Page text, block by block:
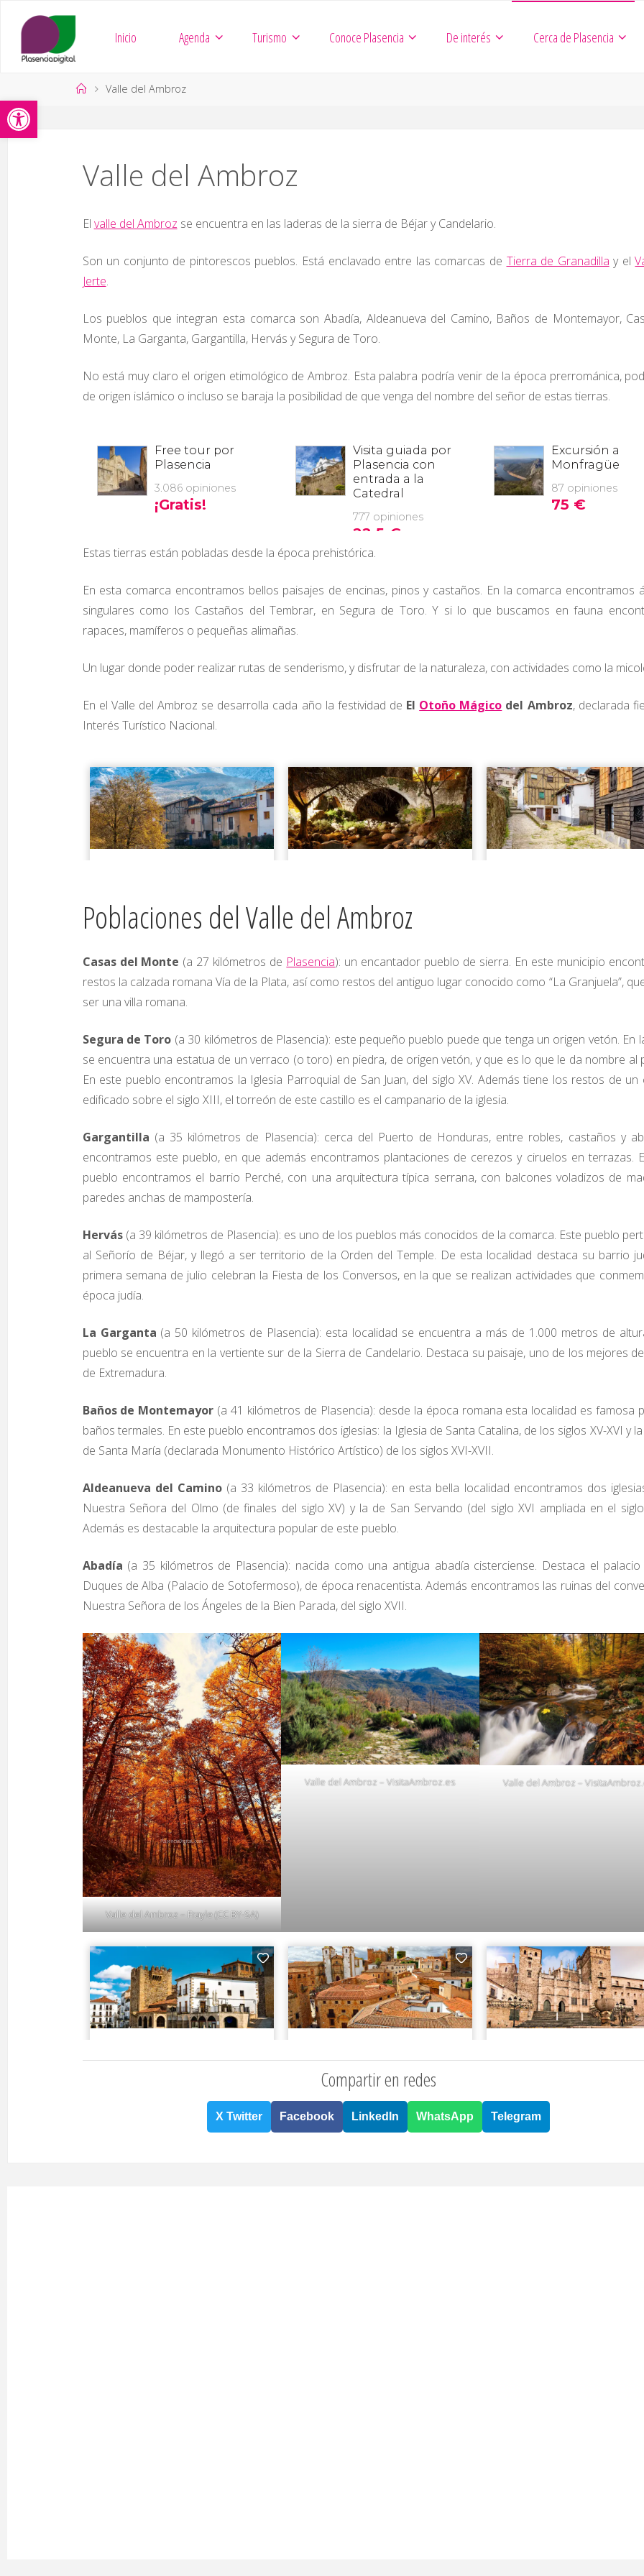
Abrir barra de herramientas
contenido
Inicio Agenda Turismo Conoce Plasencia De interés Cerca de Plasencia
PáginaValle del Ambroz
Valle del Ambroz
El valle del Ambroz se encuentra en las laderas de la sierra de Béjar y Candelario.
Son un conjunto de pintorescos pueblos. Está enclavado entre las comarcas de Tierra de Granadilla y el
Jerte.
Los pueblos que integran esta comarca son Abadía, Aldeanueva del Camino, Baños de Montemayor,
Monte, La Garganta, Gargantilla, Hervás y Segura de Toro.
No está muy claro el origen etimológico de Ambroz. Esta palabra podría venir de la época prerrománica,
de origen islámico o incluso se baraja la posibilidad de que venga del nombre del señor de estas tierras.
Estas tierras están pobladas desde la época prehistórica.
En esta comarca encontramos bellos paisajes de encinas, pinos y castaños. En la comarca encontramos
singulares como los Castaños del Tembrar, en Segura de Toro. Y si lo que buscamos en fauna
rapaces, mamíferos o pequeñas alimañas.
Un lugar donde poder realizar rutas de senderismo, y disfrutar de la naturaleza, con actividades como la
En el Valle del Ambroz se desarrolla cada año la festividad de El Otoño Mágico del Ambroz, declarada
Interés Turístico Nacional.
Poblaciones del Valle del Ambroz
Casas del Monte (a 27 kilómetros de Plasencia): un encantador pueblo de sierra. En este municipio
restos la calzada romana Vía de la Plata, así como restos del antiguo lugar conocido como “La Granjuela”,
ser una villa romana.
Segura de Toro (a 30 kilómetros de Plasencia): este pequeño pueblo puede que tenga un origen vetón. En
se encuentra una estatua de un verraco (o toro) en piedra, de origen vetón, y que es lo que le da nombre al
En este pueblo encontramos la Iglesia Parroquial de San Juan, del siglo XV. Además tiene los restos de un
edificado sobre el siglo XIII, el torreón de este castillo es el campanario de la iglesia.
Gargantilla (a 35 kilómetros de Plasencia): cerca del Puerto de Honduras, entre robles, castaños y
encontramos este pueblo, en que además encontramos plantaciones de cerezos y ciruelos en terrazas.
pueblo encontramos el barrio Perché, con una arquitectura típica serrana, con balcones voladizos de
paredes anchas de mampostería.
Hervás(a 39 kilómetros de Plasencia): es uno de los pueblos más conocidos de la comarca. Este pueblo
al Señorío de Béjar, y llegó a ser territorio de la Orden del Temple. De esta localidad destaca su barrio
primera semana de julio celebran la Fiesta de los Conversos, en la que se realizan actividades que
época judía.
La Garganta (a 50 kilómetros de Plasencia): esta localidad se encuentra a más de 1.000 metros de
pueblo se encuentra en la vertiente sur de la Sierra de Candelario. Destaca su paisaje, uno de los mejores
de Extremadura.
Baños de Montemayor (a 41 kilómetros de Plasencia): desde la época romana esta localidad es famosa
baños termales. En este pueblo encontramos dos iglesias: la Iglesia de Santa Catalina, de los siglos XV-XVI y
de Santa María (declarada Monumento Histórico Artístico) de los siglos XVI-XVII.
Aldeanueva del Camino(a 33 kilómetros de Plasencia): en esta bella localidad encontramos dos
Nuestra Señora del Olmo (de finales del siglo XV) y la de San Servando (del siglo XVI ampliada en el
Además es destacable la arquitectura popular de este pueblo.
Abadía (a 35 kilómetros de Plasencia): nacida como una antigua abadía cisterciense. Destaca el
Duques de Alba (Palacio de Sotofermoso), de época renacentista. Además encontramos las ruinas del
Nuestra Señora de los Ángeles de la Bien Parada, del siglo XVII.
Valle del Ambroz – Frayle (CC BY-SA)
Valle del Ambroz – VisitaAmbroz.es Valle del Ambroz –
Compartir en redes
X Twitter Facebook LinkedIn WhatsApp Telegram